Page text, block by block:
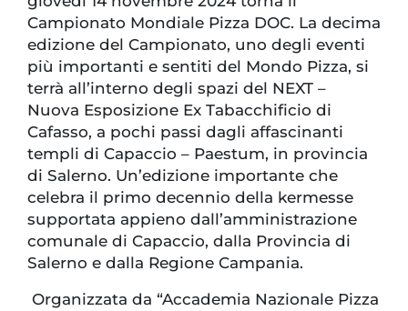
Campionato Mondiale Pizza DOC. La decima
edizione del Campionato, uno degli eventi
più importanti e sentiti del Mondo Pizza, si
terrà all’interno degli spazi del NEXT –
Nuova Esposizione Ex Tabacchificio di
Cafasso, a pochi passi dagli affascinanti
templi di Capaccio – Paestum, in provincia
di Salerno. Un’edizione importante che
celebra il primo decennio della kermesse
supportata appieno dall’amministrazione
comunale di Capaccio, dalla Provincia di
Salerno e dalla Regione Campania.
Organizzata da “Accademia Nazionale Pizza